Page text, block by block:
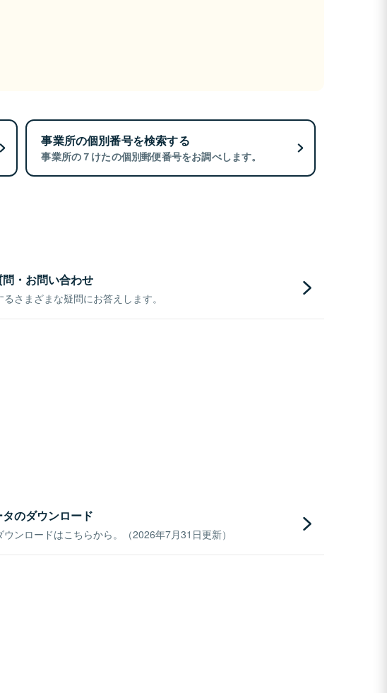
事業所の個別番号を検索する
事業所の７けたの個別郵便番号をお調べします。
・お問い合わせ
さまざまな疑問にお答えします。
のダウンロード
ンロードはこちらから。（2026年7月31日更新）